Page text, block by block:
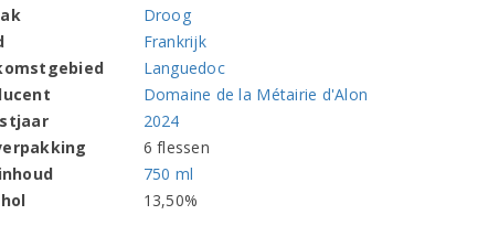
Droog
Frankrijk
Languedoc
Domaine de la Métairie d'Alon
2024
6 flessen
750 ml
13,50%